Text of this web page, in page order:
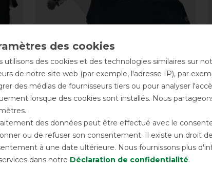
pré Beta 150g - Darknavy
avant 154,90 €
139,45 € *
utilisons des cookies et des technologies similaires sur
de notre site web (par exemple, l'adresse IP), par
des médias de fournisseurs tiers ou pour analyser
lorsque des cookies sont installés. Nous
des données peut être effectué avec le
ou de refuser son consentement. Il existe un droit
à une date ultérieure. Nous fournissons plus
dans notre Déclaration de confidentialité.